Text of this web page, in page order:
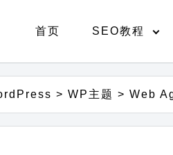
首页 SEO教程
>WP主题 >Web